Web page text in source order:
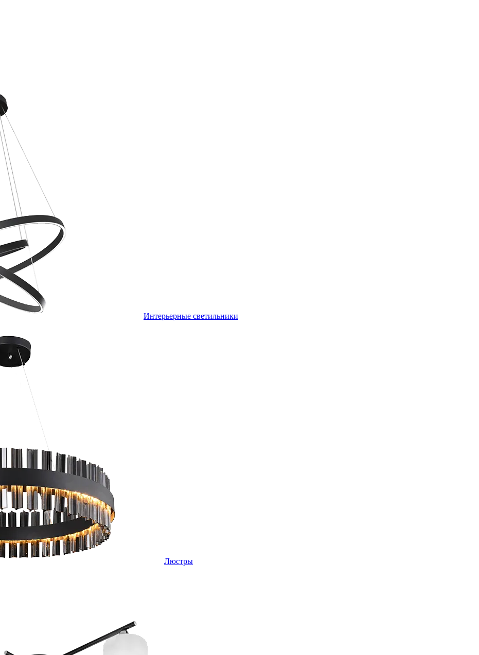
Интерьерные светильники
Люстры